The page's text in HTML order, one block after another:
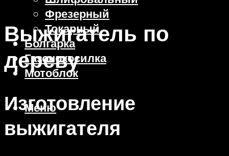
Фрезерный
Токарный
Болгарка
Газонокосилка
Мотоблок
Меню
Выжигатель по
дереву
Изготовление
выжигателя